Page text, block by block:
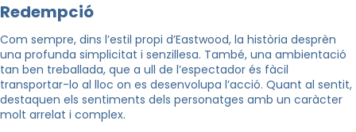
Redempció
Com sempre, dins l’estil propi d’Eastwood, la història desprèn
una profunda simplicitat i senzillesa. També, una ambientació
tan ben treballada, que a ull de l’espectador és fàcil
transportar-lo al lloc on es desenvolupa l’acció. Quant al sentit,
destaquen els sentiments dels personatges amb un caràcter
molt arrelat i complex.